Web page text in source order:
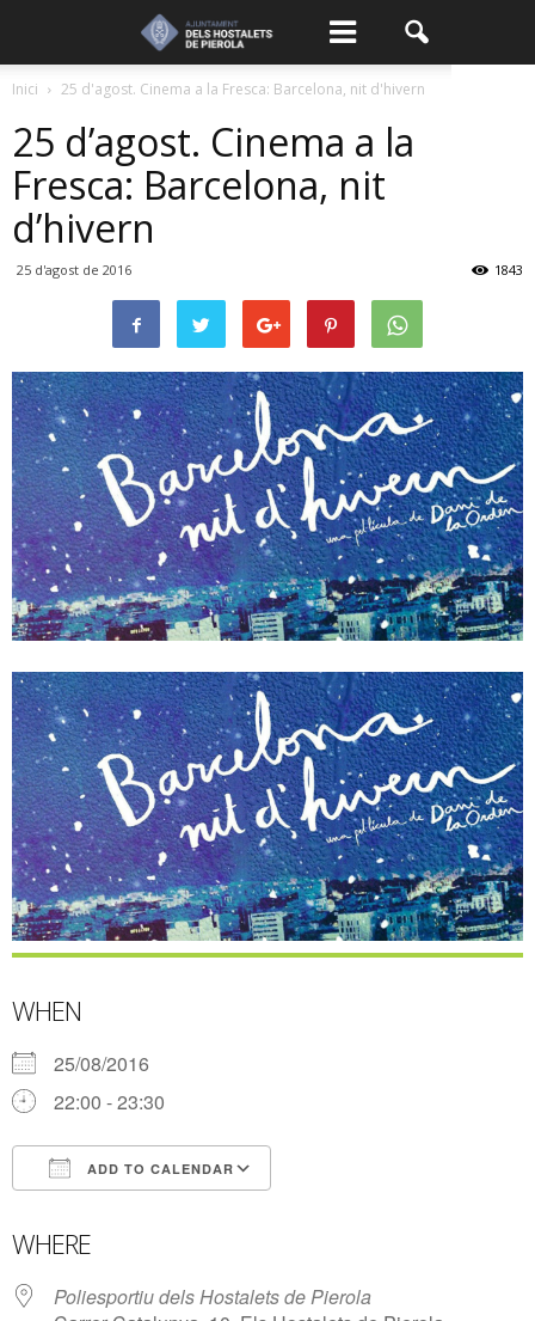
Inici 25 d'agost. Cinema a la Fresca: Barcelona, nit d'hivern
25 d’agost. Cinema a la
Fresca: Barcelona, nit
d’hivern
25 d'agost de 2016 1843
WHEN
25/08/2016
22:00 - 23:30
ADD TO CALENDAR
WHERE
Poliesportiu dels Hostalets de Pierola